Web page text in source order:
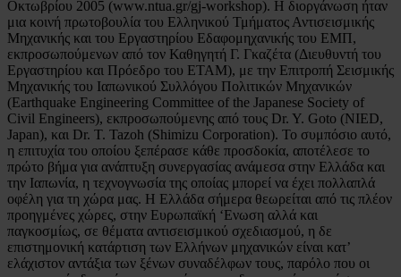
Οκτωβρίου 2005 (www.ntua.gr/gj-workshop). Η διοργάνωση ήταν
μια κοινή πρωτοβουλία του Ελληνικού Τμήματος Αντισεισμικής
Μηχανικής και του Εργαστηρίου Εδαφομηχανικής του ΕΜΠ,
εκπροσωπούμενων από τον Καθηγητή Γ. Γκαζέτα (Διευθυντή του
Εργαστηρίου και Πρόεδρο του ΕΤΑΜ), με την Επιτροπή Σεισμικής
Μηχανικής του Ιαπωνικού Συλλόγου Πολιτικών Μηχανικών
(Earthquake Engineering Committee of the Japanese Society of
Civil Engineers), εκπροσωπούμενης από τους Dr. Y. Goto (NIED,
Japan), και Dr. T. Tazoh (Shimizu Corporation). Το συμπόσιο αυτό,
η επιτυχία του οποίου ξεπέρασε κάθε προσδοκία, αποτέλεσε το
πρώτο βήμα για ανάπτυξη συνεργασίας ανάμεσα στην Ελλάδα και
την Ιαπωνία, η τεχνογνωσία της οποίας μπορεί να έχει πολλαπλά
οφέλη για τη χώρα μας. Η Ελλάδα σήμερα θεωρείται από τις πλέον
προηγμένες χώρες, στην Ευρωπαϊκή ‘Ενωση αλλά και
παγκοσμίως, σε θέματα αντισεισμικού σχεδιασμού, η δε
επιστημονική κατάρτιση των Ελλήνων μηχανικών είναι κατ’
ελάχιστον αντάξια των ξένων συναδέλφων τους, παρόλο που οι